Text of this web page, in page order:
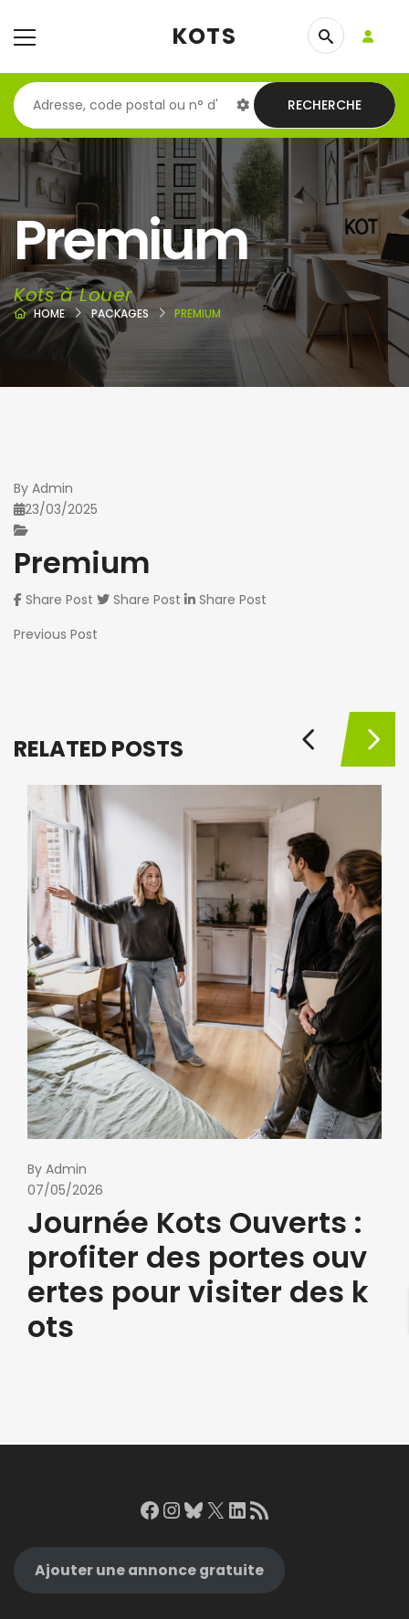
KOTS
RECHERCHE
Premium
Kots à Louer
HOME PACKAGES PREMIUM
By Admin
23/03/2025
Premium
Share Post Share Post
Share Post
Previous Post
RELATED POSTS
By Admin
07/05/2026
Journée Kots Ouverts :
profiter des portes ouv
ertes pour visiter des k
ots
Facebook
Instagram
Bluesky
X LinkedIn
RSS Feed
Ajouter une annonce gratuite